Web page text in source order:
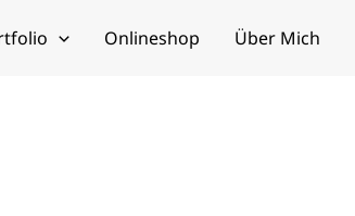
Onlineshop Über Mich